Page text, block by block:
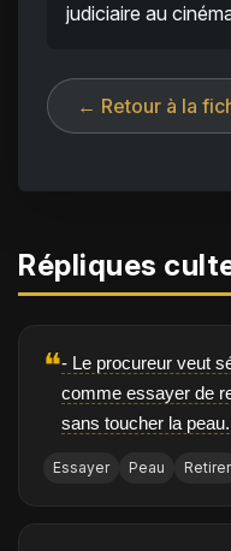
judiciaire au
← Retour à la
Répliques
❝- Le procureur veut
comme essayer de
sans toucher la peau.
Essayer Peau Retirer